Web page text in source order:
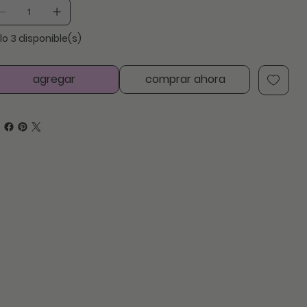
3 disponible(s)
agregar comprar ahora